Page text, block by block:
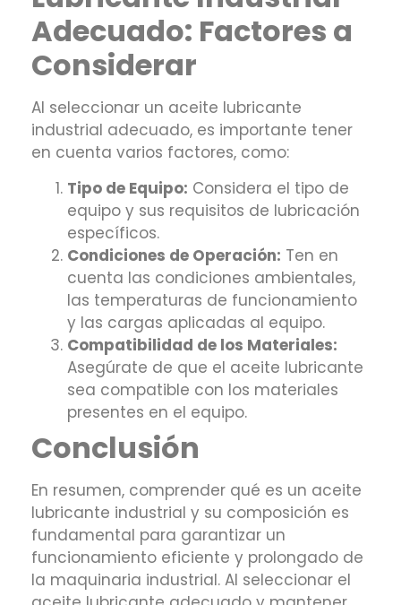
Adecuado: Factores a
Considerar
Al seleccionar un aceite lubricante
industrial adecuado, es importante tener
en cuenta varios factores, como:
Tipo de Equipo: Considera el tipo de
equipo y sus requisitos de lubricación
específicos.
Condiciones de Operación: Ten en
cuenta las condiciones ambientales,
las temperaturas de funcionamiento
y las cargas aplicadas al equipo.
Compatibilidad de los Materiales:
Asegúrate de que el aceite lubricante
sea compatible con los materiales
presentes en el equipo.
Conclusión
En resumen, comprender qué es un aceite
lubricante industrial y su composición es
fundamental para garantizar un
funcionamiento eficiente y prolongado de
la maquinaria industrial. Al seleccionar el